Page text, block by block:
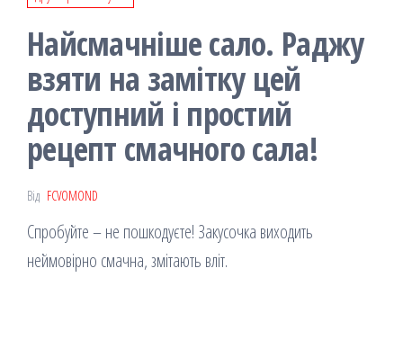
Найсмачніше сало. Раджу
взяти на замітку цей
доступний і простий
рецепт смачного сала!
Від FCVOMOND
Спробуйте – не пошкодуєте! Закусочка виходить
неймовірно смачна, змітають вліт.